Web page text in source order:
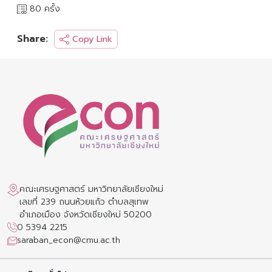
80 ครั้ง
Share: Copy Link
คณะเศรษฐศาสตร์ มหาวิทยาลัยเชียงใหม่
เลขที่ 239 ถนนห้วยแก้ว ตำบลสุเทพ
อำเภอเมือง จังหวัดเชียงใหม่ 50200
0 5394 2215
saraban_econ@cmu.ac.th